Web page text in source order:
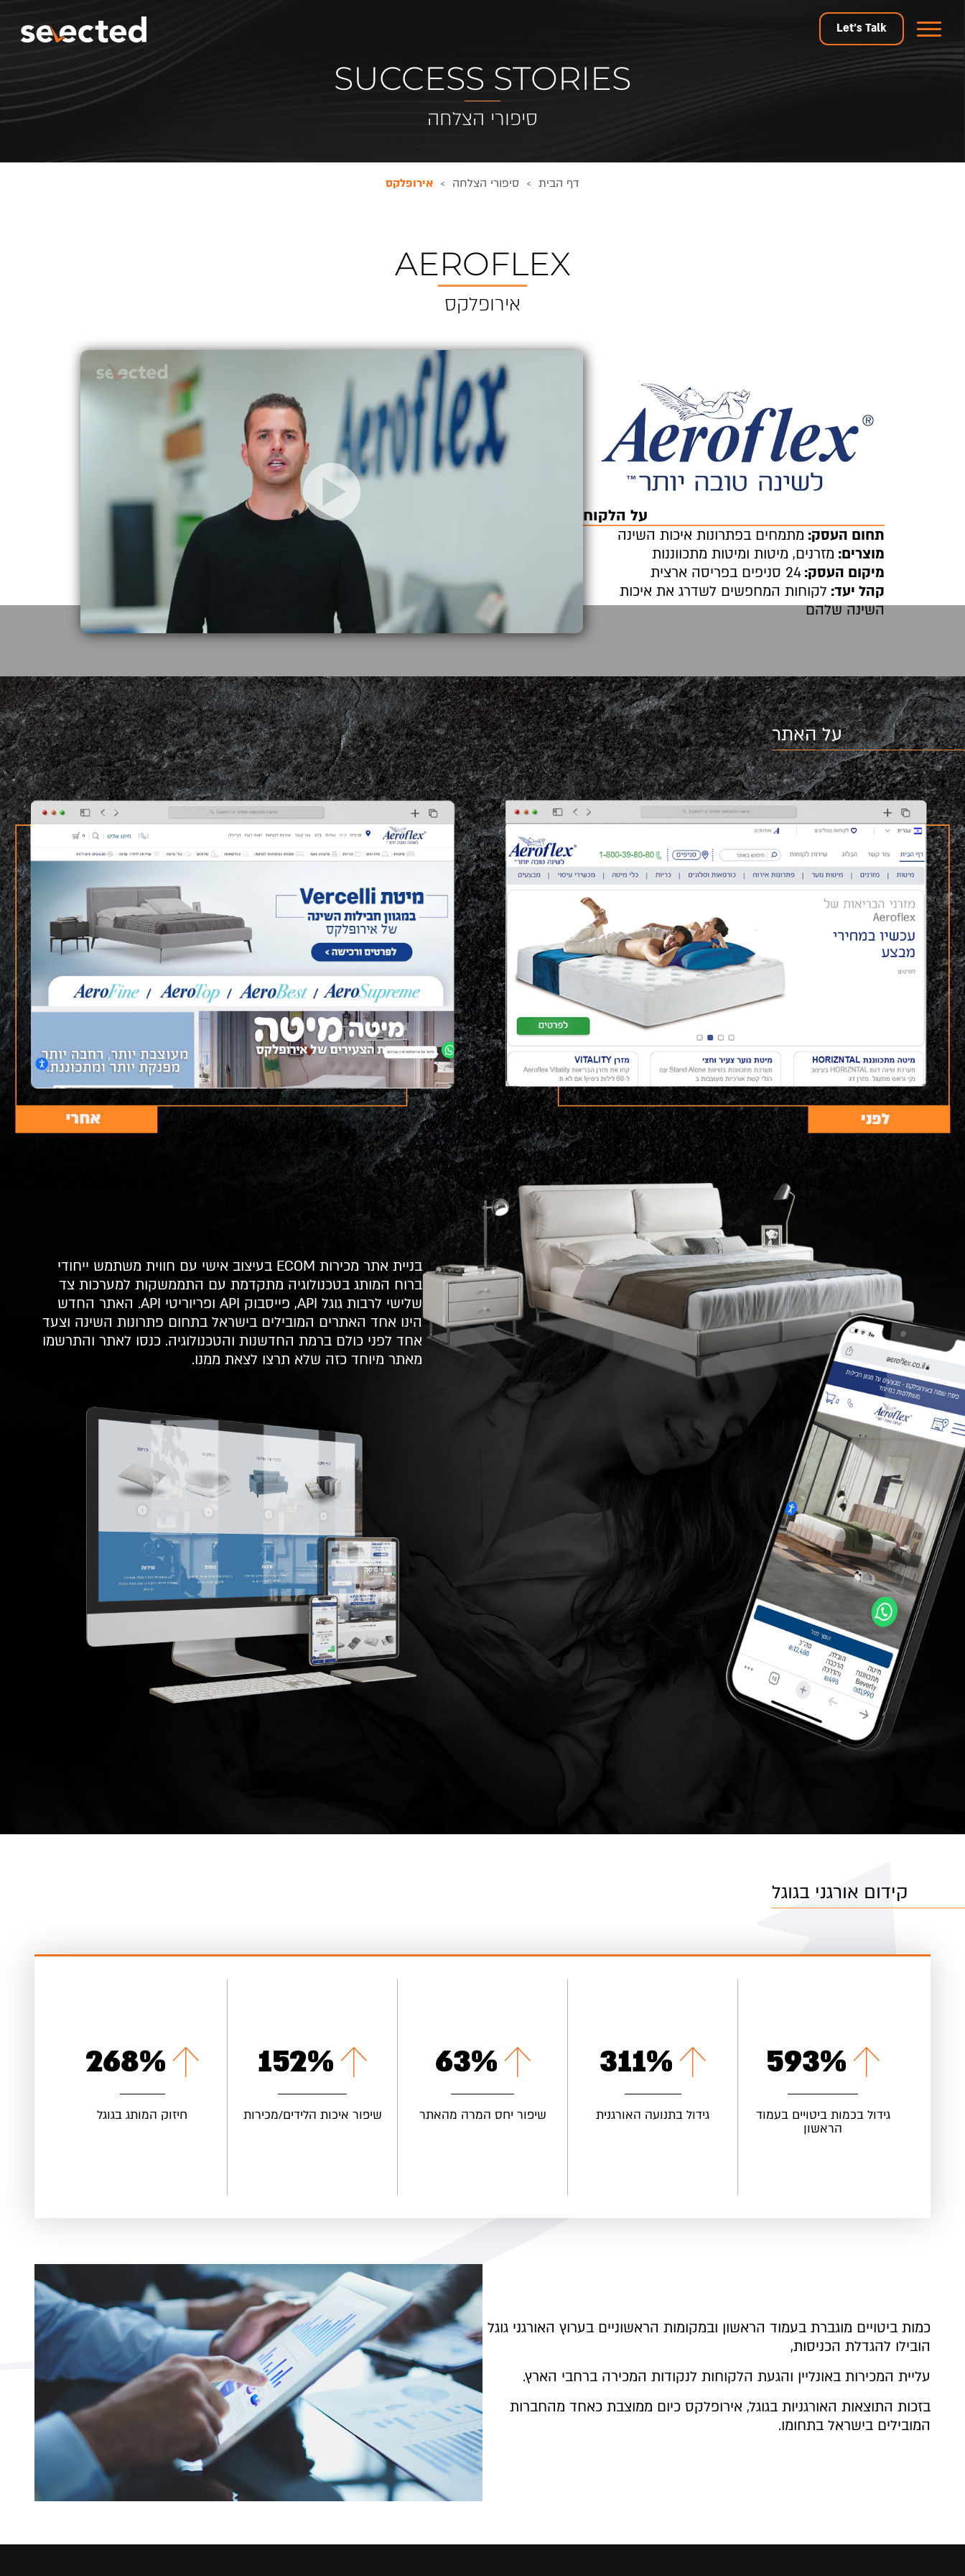
Let's Talk
SUCCESS STORIES
סיפורי הצלחה
דף הבית > סיפורי הצלחה > אירופלקס
AEROFLEX
אירופלקס
על הלקוח
תחום העסק: מתמחים בפתרונות איכות השינה
מוצרים: מזרנים, מיטות ומיטות מתכווננות
מיקום העסק:24 סניפים בפריסה ארצית
קהל יעד: לקוחות המחפשים לשדרג את איכות
השינה שלהם
על האתר
בניית אתר מכירות ECOM בעיצוב אישי עם חווית משתמש ייחודי
ברוח המותג בטכנולוגיה מתקדמת עם התממשקות למערכות צד
שלישי לרבות גוגל API, פייסבוק API ופריוריטי API. האתר החדש
הינו אחד האתרים המובילים בישראל בתחום פתרונות השינה וצעד
אחד לפני כולם ברמת החדשנות והטכנולוגיה. כנסו לאתר והתרשמו
מאתר מיוחד כזה שלא תרצו לצאת ממנו.
קידום אורגני בגוגל
%
732
גידול בכמות ביטויים בעמוד
הראשון
%
384
גידול בתנועה האורגנית
%
77
שיפור יחס המרה מהאתר
%
187
שיפור איכות הלידים/מכירות
%
330
חיזוק המותג בגוגל
כמות ביטויים מוגברת בעמוד הראשון ובמקומות הראשוניים בערוץ האורגני גוגל
הובילו להגדלת הכניסות,
עליית המכירות באונליין והגעת הלקוחות לנקודות המכירה ברחבי הארץ.
בזכות התוצאות האורגניות בגוגל, אירופלקס כיום ממוצבת כאחד מהחברות
המובילים בישראל בתחומו.